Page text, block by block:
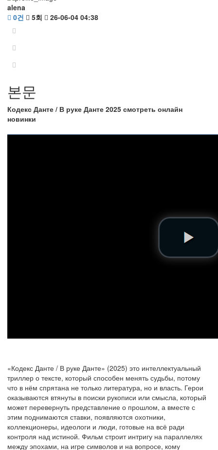
alena
0건
5회 26-06-04 04:38
본문
Кодекс Данте / В руке Данте 2025 смотреть онлайн
новинки
«Кодекс Данте / В руке Данте» (2025) это интеллектуальный
триллер о тексте, который способен менять судьбы, потому
что в нём спрятана не только литература, но и власть. Герои
оказываются втянуты в поиски рукописи или смысла, который
может перевернуть представление о прошлом, а вместе с
этим поднимаются ставки, появляются охотники,
коллекционеры, идеологи и люди, готовые на всё ради
контроля над истиной. Фильм строит интригу на параллелях
между эпохами, на игре символов и на вопросе, кому